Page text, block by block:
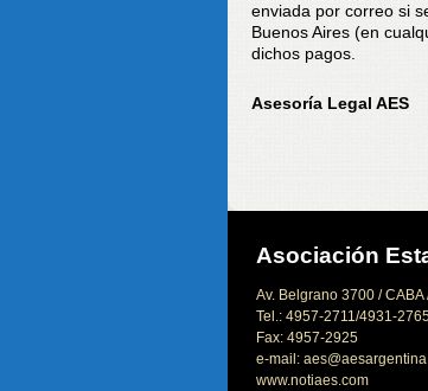
enviada por correo si
Buenos Aires (en
dichos pagos.
Asesoría Legal AES
Asociación
Av. Belgrano 3700 / CABA
Tel.: 4957-2711/4931-
Fax: 4957-2925
e-mail:
www.notiaes.com